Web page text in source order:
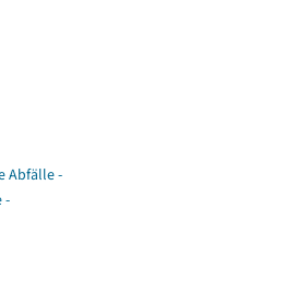
Abfälle -
-